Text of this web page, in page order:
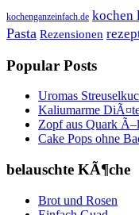
kochenganzeinfach.de kochen
Pasta Rezensionen
Popular Posts
Uromas
Kaliumarme
Zopf aus Quark
Cake Pops ohne
belauschte KÃ¶che
Brot und Rosen